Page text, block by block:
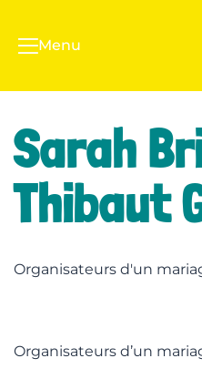
Menu
Sarah
Thibaut
Organisateurs d'un
Organisateurs d’un